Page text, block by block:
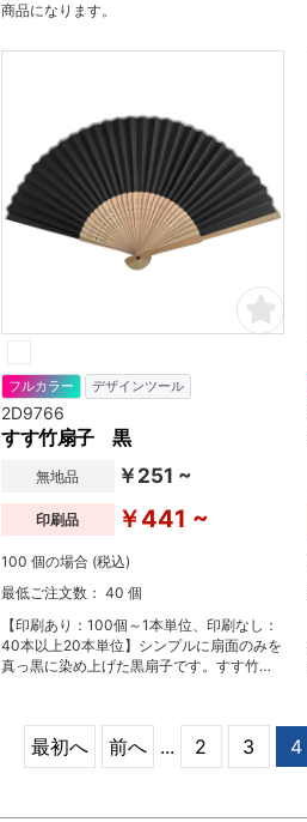
商品になります。
フルカラー デザインツール
2D9766
すす竹扇子 黒
無地品 ￥251 ~
印刷品 ￥441 ~
100 個の場合 (税込)
最低ご注文数： 40 個
【印刷あり：100個～1本単位、印刷なし：
40本以上20本単位】シンプルに扇面のみを
真っ黒に染め上げた黒扇子です。すす竹の
インですが、特に男性に好まれる色味の扇
子です。
最初へ 前へ ... 2 3 4